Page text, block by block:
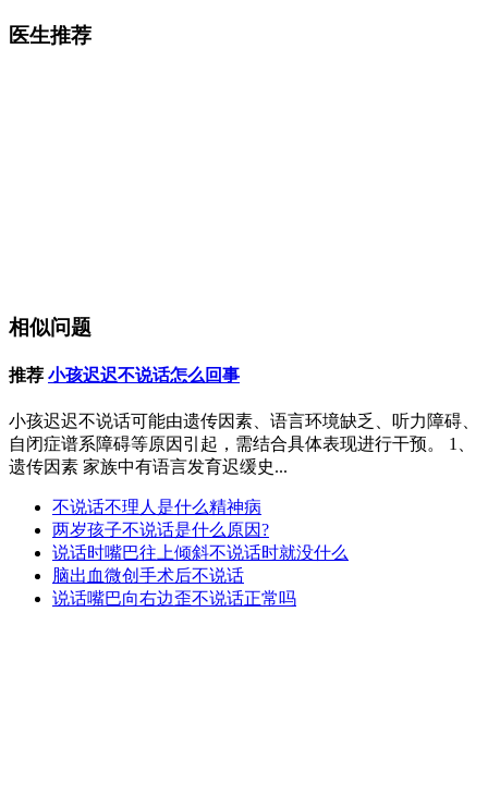
医生推荐
相似问题
推荐 小孩迟迟不说话怎么回事
小孩迟迟不说话可能由遗传因素、语言环境缺乏、听力障碍、
自闭症谱系障碍等原因引起，需结合具体表现进行干预。 1、
遗传因素 家族中有语言发育迟缓史...
不说话不理人是什么精神病
两岁孩子不说话是什么原因?
说话时嘴巴往上倾斜不说话时就没什么
脑出血微创手术后不说话
说话嘴巴向右边歪不说话正常吗